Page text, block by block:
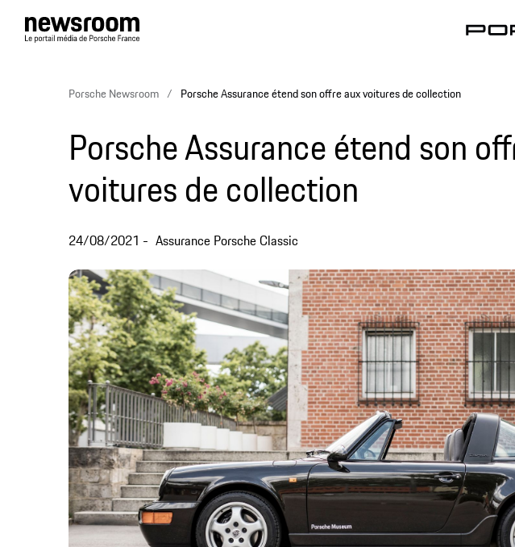
Porsche Newsroom Porsche Assurance étend son offre aux voitures de collection
Porsche Assurance étend son
voitures de collection
24/08/2021 Assurance Porsche Classic